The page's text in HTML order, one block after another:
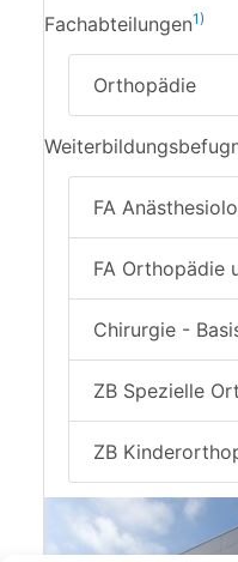
Fachabteilungen1)
Orthopädie
FA
FA Orthopädie
Chirurgie -
ZB Spezielle
ZB